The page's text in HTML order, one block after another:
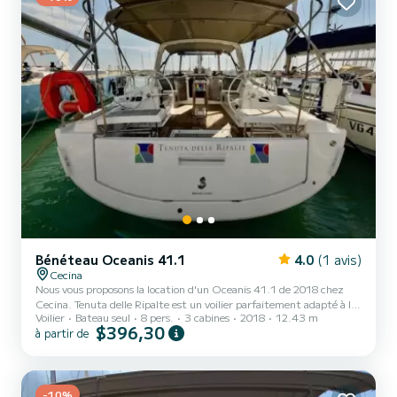
Bénéteau Oceanis 41.1 4.0 (1 avis)
Cecina
Nous vous proposons la location d'un Oceanis 41.1 de 2018 chez
Cecina. Tenuta delle Ripalte est un voilier parfaitement adapté à la
location. Ce voilier est très agréable à utiliser pour une croisière
d'une semaine ou plus. Le voilier a une taille de 12 mètres avec un
de 2 avec douche Ce bateau est équipé d'une Grand-voile full lattée
et un génois sur enrou...
Voilier Bateau seul 8 pers. 3 cabines 2018 12.43 m
à partir de $396,30
-10%